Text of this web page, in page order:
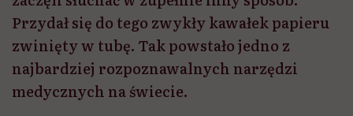
Przydał się do tego zwykły kawałek papieru
zwinięty w tubę. Tak powstało jedno z
najbardziej rozpoznawalnych narzędzi
medycznych na świecie.